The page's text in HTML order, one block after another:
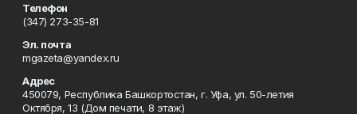
Телефон
(347) 273-35-81
Эл. почта
mgazeta@yandex.ru
Адрес
450079, Республика Башкортостан, г. Уфа, ул. 50-летия
Октября, 13 (Дом печати, 8 этаж)